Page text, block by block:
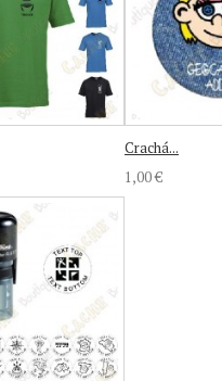
Crachá...
1,00 €